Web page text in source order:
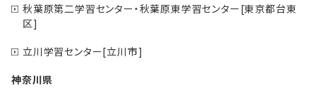
秋葉原第二学習センター・秋葉原東学習センター[東京都台東
区]
立川学習センター[立川市]
神奈川県